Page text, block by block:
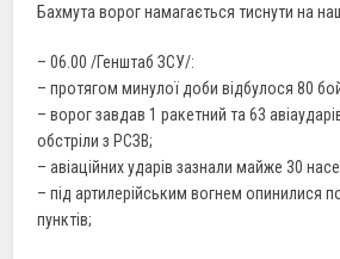
Бахмута ворог намагається тиснути на
– 06.00 /Генштаб ЗСУ/:
– протягом минулої доби відбулося 80
– ворог завдав 1 ракетний та 63
обстріли з РСЗВ;
– авіаційних ударів зазнали майже 30
– під артилерійським вогнем опинилися
пунктів;